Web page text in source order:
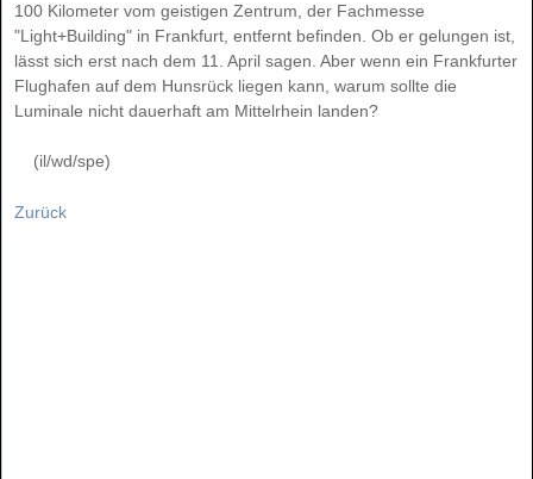
100 Kilometer vom geistigen Zentrum, der Fachmesse
"Light+Building" in Frankfurt, entfernt befinden. Ob er gelungen ist,
lässt sich erst nach dem 11. April sagen. Aber wenn ein Frankfurter
Flughafen auf dem Hunsrück liegen kann, warum sollte die
Luminale nicht dauerhaft am Mittelrhein landen?
(il/wd/spe)
Zurück